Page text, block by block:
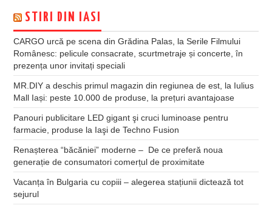
STIRI DIN IASI
CARGO urcă pe scena din Grădina Palas, la Serile Filmului
Românesc: pelicule consacrate, scurtmetraje și concerte, în
prezența unor invitați speciali
MR.DIY a deschis primul magazin din regiunea de est, la Iulius
Mall Iași: peste 10.000 de produse, la prețuri avantajoase
Panouri publicitare LED gigant şi cruci luminoase pentru
farmacie, produse la Iaşi de Techno Fusion
Renașterea “băcăniei” moderne – De ce preferă noua
generație de consumatori comerțul de proximitate
Vacanța în Bulgaria cu copiii – alegerea stațiunii dictează tot
sejurul